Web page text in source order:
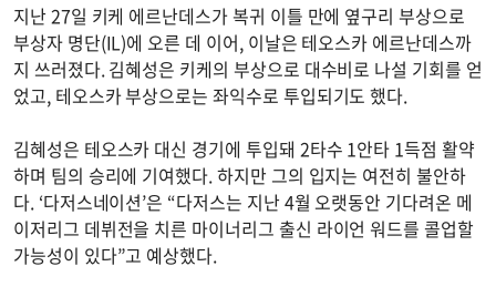
지난 27일 키케 에르난데스가 복귀 이틀 만에 옆구리 부상으로
부상자 명단(IL)에 오른 데 이어, 이날은 테오스카 에르난데스까
지 쓰러졌다. 김혜성은 키케의 부상으로 대수비로 나설 기회를 얻
었고, 테오스카 부상으로는 좌익수로 투입되기도 했다.
김혜성은 테오스카 대신 경기에 투입돼 2타수 1안타 1득점 활약
하며 팀의 승리에 기여했다. 하지만 그의 입지는 여전히 불안하
다. ‘다저스네이션’은 “다저스는 지난 4월 오랫동안 기다려온 메
이저리그 데뷔전을 치른 마이너리그 출신 라이언 워드를 콜업할
가능성이 있다”고 예상했다.